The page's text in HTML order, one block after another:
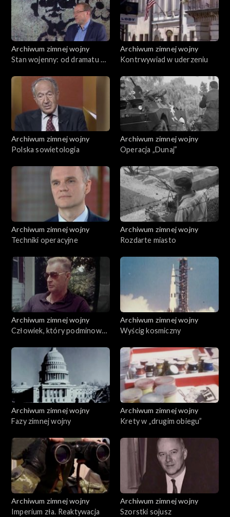
Archiwum zimnej wojny
Stan wojenny: od dramatu do
Archiwum zimnej wojny
Kontrwywiad w uderzeniu
Archiwum zimnej wojny
Polska sowietologia
Archiwum zimnej wojny
Operacja „Dunaj”
Archiwum zimnej wojny
Techniki operacyjne
Archiwum zimnej wojny
Rozdarte miasto
Archiwum zimnej wojny
Człowiek, który podminował
Archiwum zimnej wojny
Wyścig kosmiczny
Archiwum zimnej wojny
Fazy zimnej wojny
Archiwum zimnej wojny
Krety w „drugim obiegu”
Archiwum zimnej wojny
Imperium zła. Reaktywacja
Archiwum zimnej wojny
Szorstki sojusz